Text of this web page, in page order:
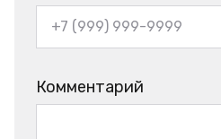
Комментарий